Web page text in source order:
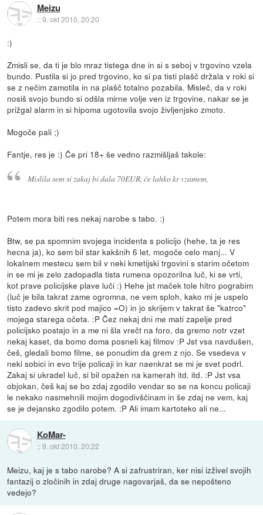
Meizu
::9. okt 2010, 20:20
:)
Zmisli se, da ti je blo mraz tistega dne in si s seboj v trgovino vzela
bundo. Pustila si jo pred trgovino, ko si pa tisti plašč držala v roki si
se z nečim zamotila in na plašč totalno pozabila. Misleč, da v roki
nosiš svojo bundo si odšla mirne volje ven iz trgovine, nakar se je
prižgal alarm in si hipoma ugotovila svojo življenjsko zmoto.
Mogoče pali ;)
Fantje, res je :) Če pri 18+ še vedno razmišljaš takole:
Mislila sem si zakaj bi dala 70EUR, če lahko kr vzamem,
Potem mora biti res nekaj narobe s tabo. :)
Btw, se pa spomnim svojega incidenta s policijo (hehe, ta je res
hecna ja), ko sem bil star kakšnih 6 let, mogoče celo manj... V
lokalnem mestecu sem bil v neki kmetijski trgovini s starim očetom
in se mi je zelo zadopadla tista rumena opozorilna luč, ki se vrti,
kot prave policijske plave luči :) Hehe jst maček tole hitro pograbim
(luč je bila takrat zame ogromna, ne vem sploh, kako mi je uspelo
tisto zadevo skrit pod majico =O) in jo skrijem v takrat še "katrco"
mojega starega očeta. :P Čez nekaj dni me mati zapelje pred
policijsko postajo in a me ni šla vrečt na foro, da gremo notr vzet
nekaj kaset, da bomo doma posneli kaj filmov :P Jst vsa navdušen,
češ, gledali bomo filme, se ponudim da grem z njo. Se vsedeva v
neki sobici in evo trije policaji in kar naenkrat se mi je svet podrl.
Zakaj si ukradel luč, si bil opažen na kamerah itd. itd. :P Jst vsa
objokan, češ kaj se bo zdaj zgodilo vendar so se na koncu policaji
le nekako nasmehnili mojim dogodivščinam in še zdaj ne vem, kaj
se je dejansko zgodilo potem. :P Ali imam kartoteko ali ne...
KoMar-
::9. okt 2010, 20:22
Meizu, kaj je s tabo narobe? A si zafrustriran, ker nisi izživel svojih
fantazij o zločinih in zdaj druge nagovarjaš, da se nepošteno
vedejo?